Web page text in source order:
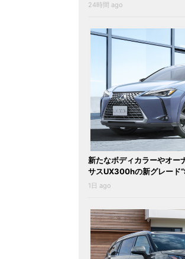
24時間 ago
新たなボディカラーやオー
サスUX300hの新グレード
1日 ago